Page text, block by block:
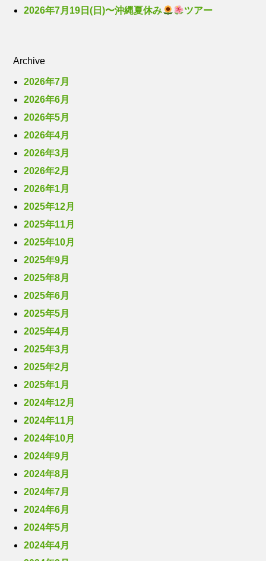
2026年7月19日(日)〜沖縄夏休み
ツアー
Archive
2026年7月
2026年6月
2026年5月
2026年4月
2026年3月
2026年2月
2026年1月
2025年12月
2025年11月
2025年10月
2025年9月
2025年8月
2025年6月
2025年5月
2025年4月
2025年3月
2025年2月
2025年1月
2024年12月
2024年11月
2024年10月
2024年9月
2024年8月
2024年7月
2024年6月
2024年5月
2024年4月